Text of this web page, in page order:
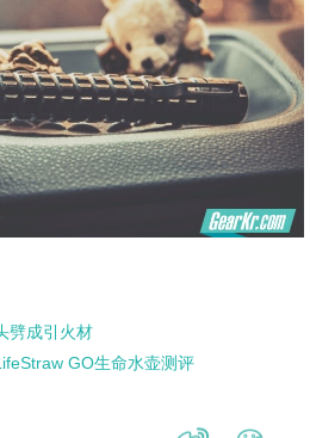
劈成引火材
GO生命水壶测评